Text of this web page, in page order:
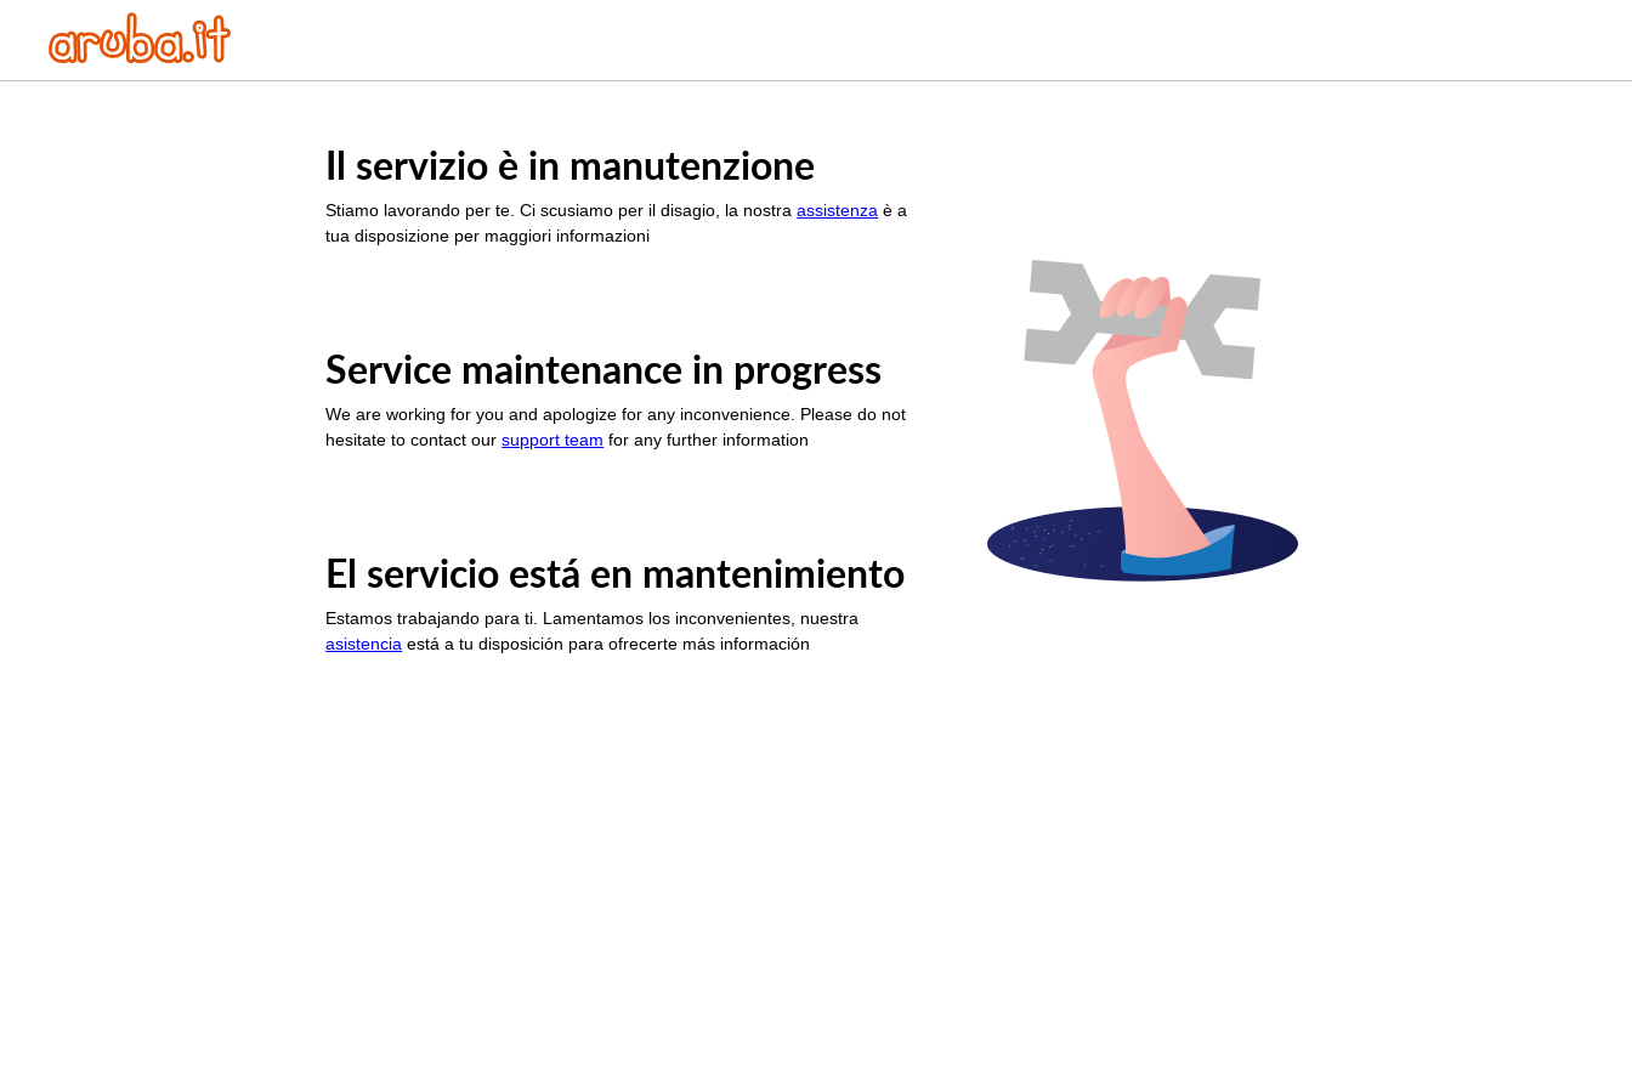
Il servizio è in manutenzione
Stiamo lavorando per te. Ci scusiamo per il disagio, la nostraassistenza è a
tua disposizione per maggiori informazioni
Service maintenance in progress
We are working for you and apologize for any inconvenience. Please do not
hesitate to contact oursupport team for any further information
El servicio está en mantenimiento
Estamos trabajando para ti. Lamentamos los inconvenientes, nuestra
asistencia está a tu disposición para ofrecerte más información